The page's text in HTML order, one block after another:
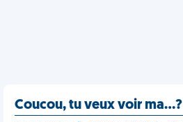
Coucou, tu veux voir ma…?